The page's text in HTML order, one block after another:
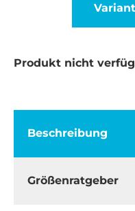
Produkt nicht
Beschreibung
Größenratgeber